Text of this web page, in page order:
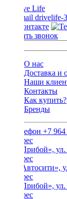
drivelife-
Заказать звонок
О нас
Доставка и
Наши
Контакты
Как купить?
Бренды
+7 964
ТЦ «Прибой»,
ТЦ «Автосити»,
ТЦ «Прибой»,